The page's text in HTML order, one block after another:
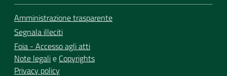
Amministrazione trasparente
Segnala illeciti
Foia - Accesso agli atti
Note legalie Copyrights
Privacy policy